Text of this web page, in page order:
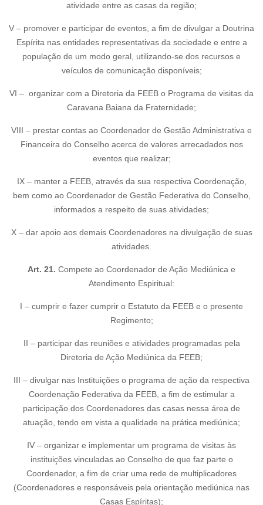
atividade entre as casas da região;
V – promover e participar de eventos, a fim de divulgar a Doutrina
Espírita nas entidades representativas da sociedade e entre a
população de um modo geral, utilizando-se dos recursos e
veículos de comunicação disponíveis;
VI – organizar com a Diretoria da FEEB o Programa de visitas da
Caravana Baiana da Fraternidade;
VIII – prestar contas ao Coordenador de Gestão Administrativa e
Financeira do Conselho acerca de valores arrecadados nos
eventos que realizar;
IX – manter a FEEB, através da sua respectiva Coordenação,
bem como ao Coordenador de Gestão Federativa do Conselho,
informados a respeito de suas atividades;
X – dar apoio aos demais Coordenadores na divulgação de suas
atividades.
Art. 21. Compete ao Coordenador de Ação Mediúnica e
Atendimento Espiritual:
I – cumprir e fazer cumprir o Estatuto da FEEB e o presente
Regimento;
II – participar das reuniões e atividades programadas pela
Diretoria de Ação Mediúnica da FEEB;
III – divulgar nas Instituições o programa de ação da respectiva
Coordenação Federativa da FEEB, a fim de estimular a
participação dos Coordenadores das casas nessa área de
atuação, tendo em vista a qualidade na prática mediúnica;
IV – organizar e implementar um programa de visitas às
instituições vinculadas ao Conselho de que faz parte o
Coordenador, a fim de criar uma rede de multiplicadores
(Coordenadores e responsáveis pela orientação mediúnica nas
Casas Espíritas);